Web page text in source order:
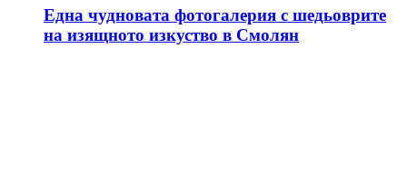
Една чудновата фотогалерия с шедьоврите
на изящното изкуство в Смолян